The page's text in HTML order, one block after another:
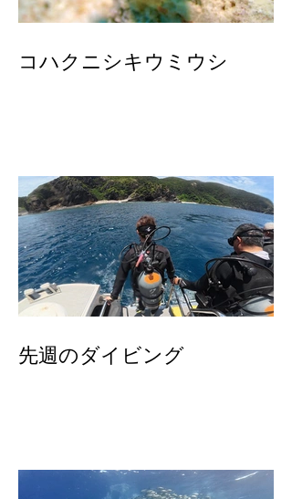
コハクニシキウミウシ
先週のダイビング